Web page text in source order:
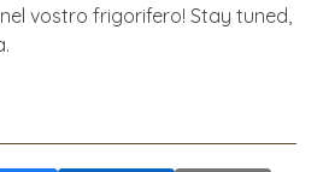
vostro frigorifero! Stay tuned,